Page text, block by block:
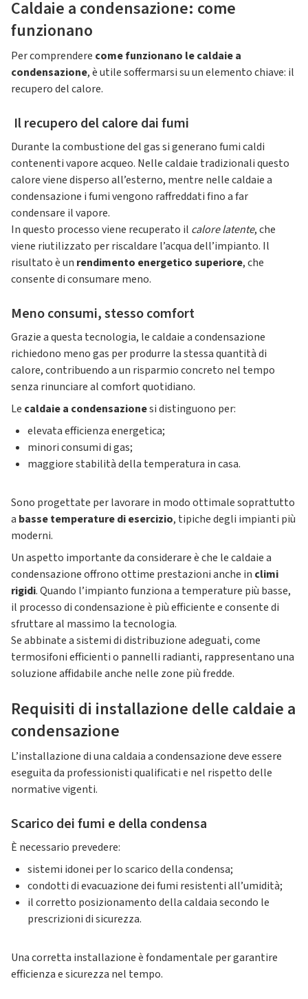
Caldaie a condensazione: come
funzionano
Per comprendere come funzionano le caldaie a
condensazione, è utile soffermarsi su un elemento chiave: il
recupero del calore.
Il recupero del calore dai fumi
Durante la combustione del gas si generano fumi caldi
contenenti vapore acqueo. Nelle caldaie tradizionali questo
calore viene disperso all’esterno, mentre nelle caldaie a
condensazione i fumi vengono raffreddati fino a far
condensare il vapore.
In questo processo viene recuperato il calore latente, che
viene riutilizzato per riscaldare l’acqua dell’impianto. Il
risultato è un rendimento energetico superiore, che
consente di consumare meno.
Meno consumi, stesso comfort
Grazie a questa tecnologia, le caldaie a condensazione
richiedono meno gas per produrre la stessa quantità di
calore, contribuendo a un risparmio concreto nel tempo
senza rinunciare al comfort quotidiano.
Le caldaie a condensazionesi distinguono per:
elevata efficienza energetica;
minori consumi di gas;
maggiore stabilità della temperatura in casa.
Sono progettate per lavorare in modo ottimale soprattutto
a basse temperature di esercizio, tipiche degli impianti più
moderni.
Un aspetto importante da considerare è che le caldaie a
condensazione offrono ottime prestazioni anche in climi
rigidi. Quando l’impianto funziona a temperature più basse,
il processo di condensazione è più efficiente e consente di
sfruttare al massimo la tecnologia.
Se abbinate a sistemi di distribuzione adeguati, come
termosifoni efficienti o pannelli radianti, rappresentano una
soluzione affidabile anche nelle zone più fredde.
Requisiti di installazione delle caldaie a
condensazione
L’installazione di una caldaia a condensazione deve essere
eseguita da professionisti qualificati e nel rispetto delle
normative vigenti.
Scarico dei fumi e della condensa
È necessario prevedere:
sistemi idonei per lo scarico della condensa;
condotti di evacuazione dei fumi resistenti all’umidità;
il corretto posizionamento della caldaia secondo le
prescrizioni di sicurezza.
Una corretta installazione è fondamentale per garantire
efficienza e sicurezza nel tempo.